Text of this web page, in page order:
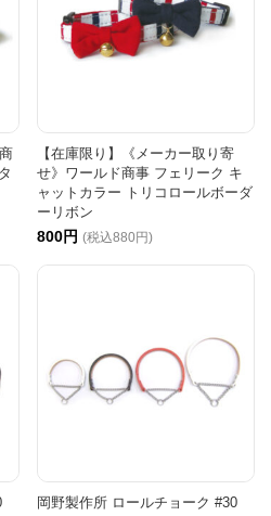
【在庫限り】《メーカー取り寄
せ》ワールド商事 フェリーク キ
ャットカラー トリコロールボーダ
ーリボン
800円 (税込880円)
岡野製作所 ロールチョーク #30